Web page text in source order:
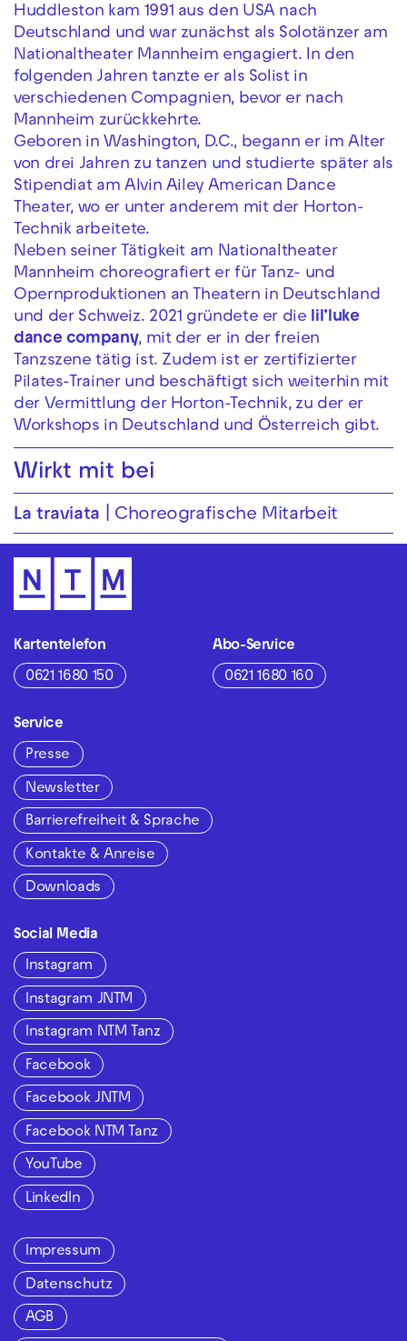
Huddleston kam 1991 aus den USA nach
Deutschland und war zunächst als Solotänzer am
Nationaltheater Mannheim engagiert. In den
folgenden Jahren tanzte er als Solist in
verschiedenen Compagnien, bevor er nach
Mannheim zurückkehrte.
Geboren in Washington, D.C., begann er im Alter
von drei Jahren zu tanzen und studierte später als
Stipendiat am Alvin Ailey American Dance
Theater, wo er unter anderem mit der Horton-
Technik arbeitete.
Neben seiner Tätigkeit am Nationaltheater
Mannheim choreografiert er für Tanz- und
Opernproduktionen an Theatern in Deutschland
und der Schweiz. 2021 gründete er die lil’luke
dance company, mit der er in der freien
Tanzszene tätig ist. Zudem ist er zertifizierter
Pilates-Trainer und beschäftigt sich weiterhin mit
der Vermittlung der Horton-Technik, zu der er
Workshops in Deutschland und Österreich gibt.
Wirkt mit bei
La traviata Choreografische Mitarbeit
Kartentelefon
0621 1680 150
Abo-Service
0621 1680 160
Service
Presse
Newsletter
Barrierefreiheit & Sprache
Kontakte & Anreise
Downloads
Social Media
Instagram
Instagram JNTM
Instagram NTM Tanz
Facebook
Facebook JNTM
Facebook NTM Tanz
YouTube
LinkedIn
Impressum
Datenschutz
AGB